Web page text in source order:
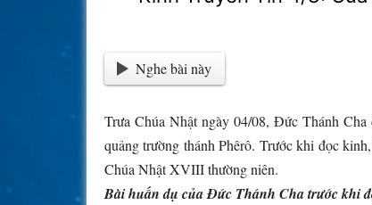
Nghe bài này
Trưa Chúa Nhật ngày 04/08, Đức Thánh
quảng trường thánh Phêrô. Trước khi đọc
Chúa Nhật XVIII thường niên.
Bài huấn dụ của Đức Thánh Cha trước khi